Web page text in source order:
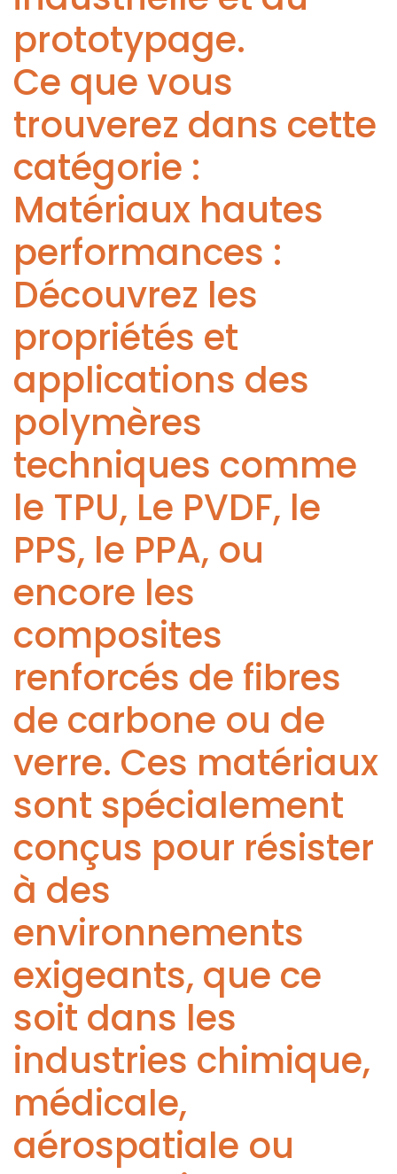
prototypage.
Ce que vous
trouverez dans cette
catégorie :
Matériaux hautes
performances :
Découvrez les
propriétés et
applications des
polymères
techniques comme
le TPU, Le PVDF, le
PPS, le PPA, ou
encore les
composites
renforcés de fibres
de carbone ou de
verre. Ces matériaux
sont spécialement
conçus pour résister
à des
environnements
exigeants, que ce
soit dans les
industries chimique,
médicale,
aérospatiale ou